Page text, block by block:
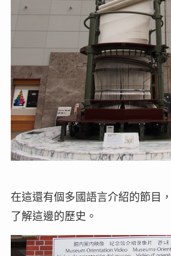
在這還有個多國語言介紹的節目
了解這邊的歷史。